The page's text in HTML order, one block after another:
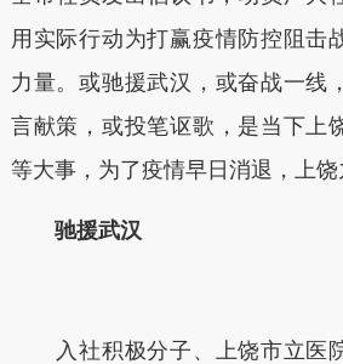
用实际行动为打赢疫情防控阻击
力量。或驰援武汉，或奋战一线
言献策，或投笔讴歌，是当下上
等大事，为了疫情早日消退，上饶
驰援武汉
入社积极分子、上饶市立医院